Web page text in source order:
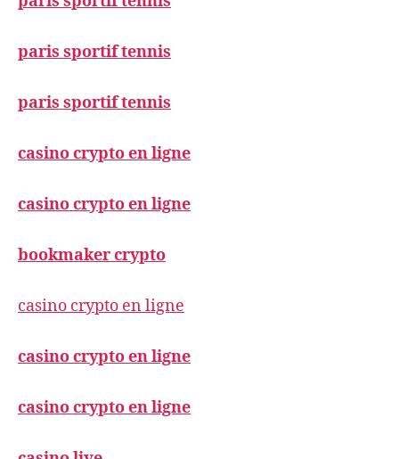
paris sportif tennis
paris sportif tennis
casino crypto en ligne
casino crypto en ligne
bookmaker crypto
casino crypto en ligne
casino crypto en ligne
casino crypto en ligne